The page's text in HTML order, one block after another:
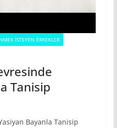
İSTEYEN ERKEKLER
Tanisip
Bayanla Tanisip